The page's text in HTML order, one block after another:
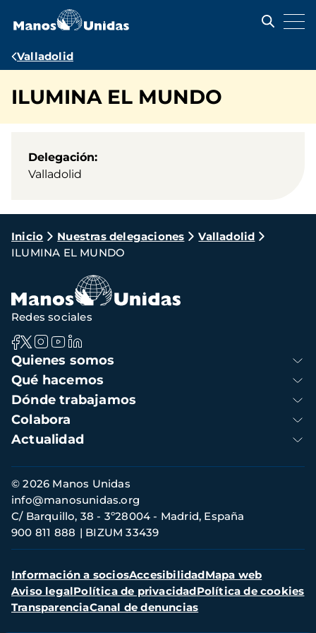
contenido
Ruta
navegación
Valladolid
ILUMINA EL MUNDO
Delegación
Valladolid
Ruta
de
navegación
Inicio Nuestras delegaciones
Valladolid
ILUMINA EL MUNDO
Navegación
principal
Quienes somos
Qué hacemos
Dónde trabajamos
Colabora
Actualidad
Redes sociales
Información
de
contacto
© 2026 Manos Unidas
C/ Barquillo, 38 - 3º28004 - Madrid, España
900 811 888
BIZUM 33439
info@manosunidas.org
Menú
secundario
Información a sociosAccesibilidadMapa web
Aviso legalPolítica de privacidadPolítica de cookies
TransparenciaCanal de denuncias